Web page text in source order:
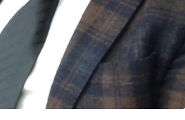
Muğlim Bağatar’dan Kent Konseyi’ne
Ziyaret
3 Nisan 2026
Yalova Belediyesi’nden Başkan
Engin’e ziyaret
1 Nisan 2026